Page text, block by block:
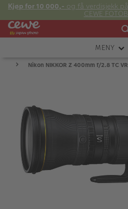
Kjøp for 10 000,- og få verdisjekk
CEWE
Fre:
E-
MENY
KAMERA
FOTOTILBEHØR
LYS OG STUDIO
INSTANTFOTO
ANALOG
Nikon NIKKOR Z 400mm f/2.8 TC